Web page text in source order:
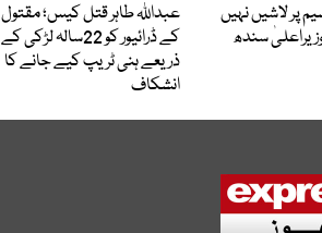
پر لاشیں نہیں
سندھ
عبداللہ طاہر قتل کیس؛ مقتول
کے ڈرائیور کو 22سالہ لڑکی کے
ذریعے ہنی ٹریپ کیے جانے کا
انشکاف